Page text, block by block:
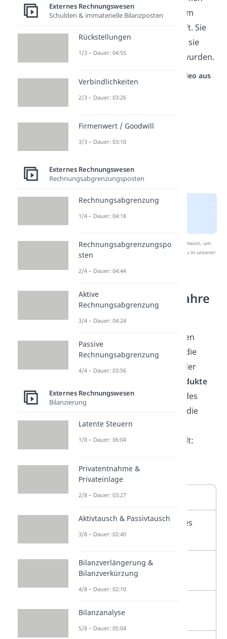
hergestellte Produkte aus dem
letzten Geschäftsjahr verkauft. Sie
musst du daher
, da sie
nicht dieses Jahr produziert wurden.
Studyflix vernetzt: Hier ein Video aus
einem anderen Bereich
Nach Beantwortung speichern wir deine Antwort, um
Studyflix zu verbessern. Mehr dazu erfährst du in unserer
Umsatzkostenverfahre
n (UKV)
Beim Umsatzverfahren werden
hingegen nur die Kosten für die
Erstellung und den Vertrieb der
tatsächlich abgesetzten Produkte
aufgelistet. Zur Berechnung des
Betriebsergebnisses werden die
Aufwendungen nach
Funktionsbereichen
unterteilt:
Vertrieb.
Umsatzerlöse
–
Herstellungskosten des
Umsatzes
=
Bruttoergebnis vom
Umsatz
Externes Rechnungswesen
Schulden & immaterielle Bilanzposten
Rückstellungen
1/3 – Dauer: 04:55
Verbindlichkeiten
2/3 – Dauer: 03:26
Firmenwert / Goodwill
3/3 – Dauer: 03:10
Externes Rechnungswesen
Rechnungsabgrenzungsposten
Rechnungsabgrenzung
1/4 – Dauer: 04:18
Rechnungsabgrenzungspo
sten
2/4 – Dauer: 04:44
Aktive
Rechnungsabgrenzung
3/4 – Dauer: 04:24
Passive
Rechnungsabgrenzung
4/4 – Dauer: 03:56
Externes Rechnungswesen
Bilanzierung
Latente Steuern
1/8 – Dauer: 06:04
Privatentnahme &
Privateinlage
2/8 – Dauer: 03:27
Aktivtausch & Passivtausch
3/8 – Dauer: 02:40
Bilanzverlängerung &
Bilanzverkürzung
4/8 – Dauer: 02:10
Bilanzanalyse
5/8 – Dauer: 05:04